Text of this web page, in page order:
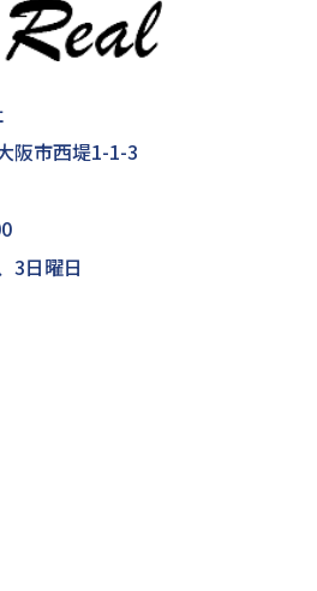
阪市西堤1-1-3
3日曜日